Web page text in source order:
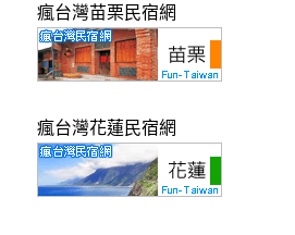
瘋台灣苗栗民宿網
瘋台灣花蓮民宿網